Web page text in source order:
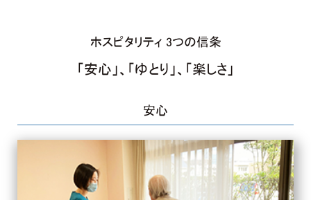
ホスピタリティ 3つの信条
「安心」、「ゆとり」、「楽しさ」
安心